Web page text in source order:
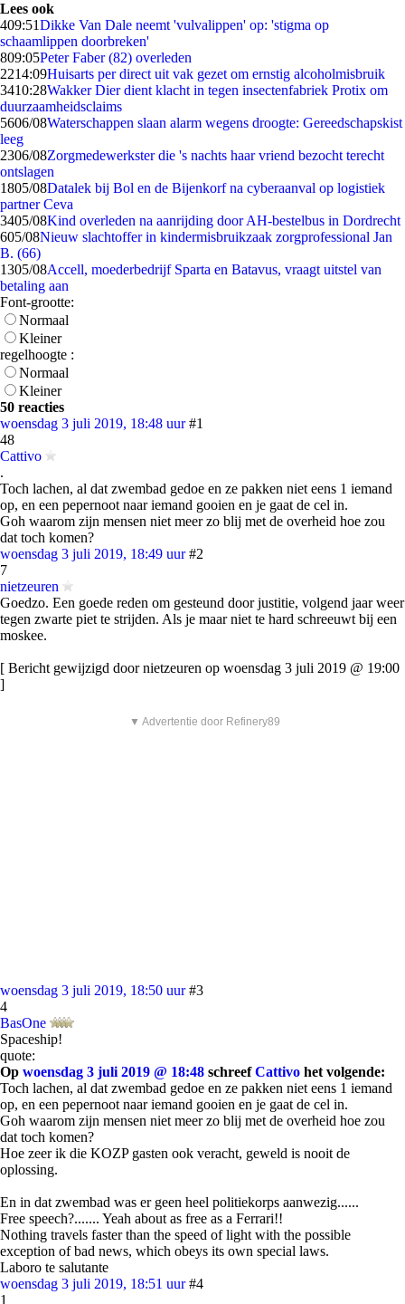
Lees ook
409:51Dikke Van Dale neemt 'vulvalippen' op: 'stigma op
schaamlippen doorbreken'
809:05Peter Faber (82) overleden
2214:09Huisarts per direct uit vak gezet om ernstig alcoholmisbruik
3410:28Wakker Dier dient klacht in tegen insectenfabriek Protix om
duurzaamheidsclaims
5606/08Waterschappen slaan alarm wegens droogte: Gereedschapskist
leeg
2306/08Zorgmedewerkster die 's nachts haar vriend bezocht terecht
ontslagen
1805/08Datalek bij Bol en de Bijenkorf na cyberaanval op logistiek
partner Ceva
3405/08Kind overleden na aanrijding door AH-bestelbus in Dordrecht
605/08Nieuw slachtoffer in kindermisbruikzaak zorgprofessional Jan
B. (66)
1305/08Accell, moederbedrijf Sparta en Batavus, vraagt uitstel van
betaling aan
Font-grootte:
Normaal
Kleiner
regelhoogte :
Normaal
Kleiner
50 reacties
woensdag 3 juli 2019, 18:48 uur #1
48
Cattivo
.
Toch lachen, al dat zwembad gedoe en ze pakken niet eens 1 iemand
op, en een pepernoot naar iemand gooien en je gaat de cel in.
Goh waarom zijn mensen niet meer zo blij met de overheid hoe zou
dat toch komen?
woensdag 3 juli 2019, 18:49 uur #2
7
nietzeuren
Goedzo. Een goede reden om gesteund door justitie, volgend jaar weer
tegen zwarte piet te strijden. Als je maar niet te hard schreeuwt bij een
moskee.
[ Bericht gewijzigd door nietzeuren op woensdag 3 juli 2019 @ 19:00
]
▼ Advertentie door Refinery89
woensdag 3 juli 2019, 18:50 uur #3
4
BasOne
Spaceship!
quote:
Op woensdag 3 juli 2019 @ 18:48 schreefCattivo het volgende:
Toch lachen, al dat zwembad gedoe en ze pakken niet eens 1 iemand
op, en een pepernoot naar iemand gooien en je gaat de cel in.
Goh waarom zijn mensen niet meer zo blij met de overheid hoe zou
dat toch komen?
Hoe zeer ik die KOZP gasten ook veracht, geweld is nooit de
oplossing.
En in dat zwembad was er geen heel politiekorps aanwezig......
Free speech?....... Yeah about as free as a Ferrari!!
Nothing travels faster than the speed of light with the possible
exception of bad news, which obeys its own special laws.
Laboro te salutante
woensdag 3 juli 2019, 18:51 uur #4
1